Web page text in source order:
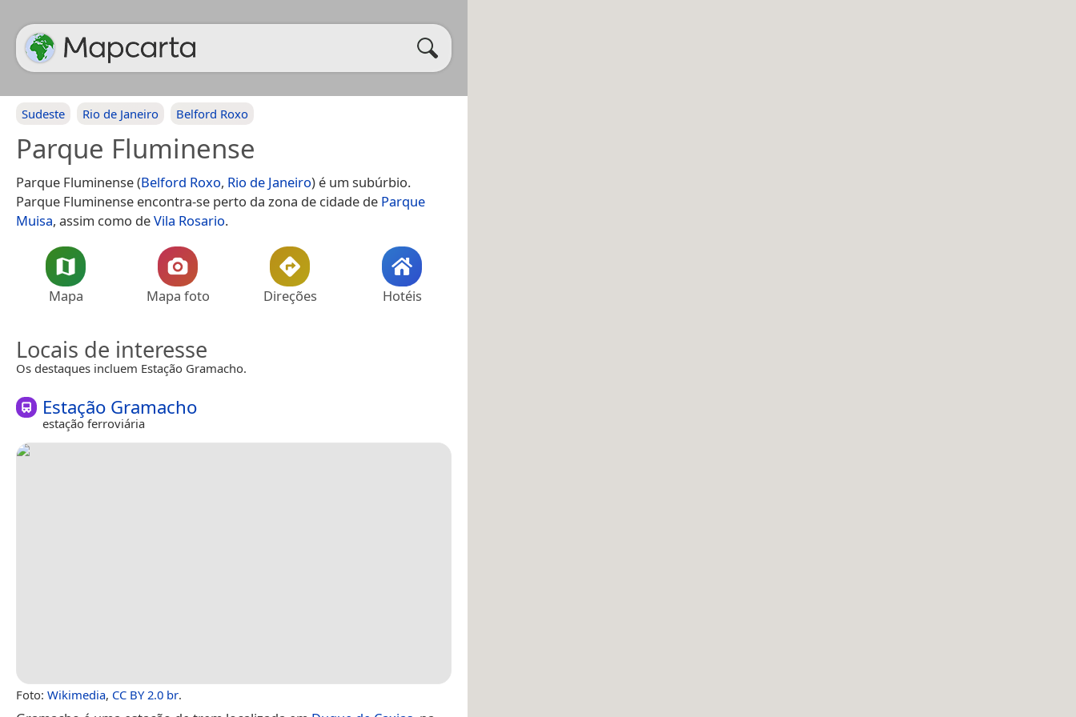
Sudeste Rio de Janeiro Belford Roxo
Parque Fluminense
Parque Fluminense (Belford Roxo, Rio de Janeiro) é um subúrbio.
Parque Fluminense encontra-se perto da zona de cidade de Parque
Muisa, assim como deVila Rosario.
Mapa Mapa foto Direções Hotéis
Locais de interesse
Os destaques incluem Estação Gramacho.
Estação Gramacho
estação ferroviária
Foto: Wikimedia, CC BY 2.0 br.